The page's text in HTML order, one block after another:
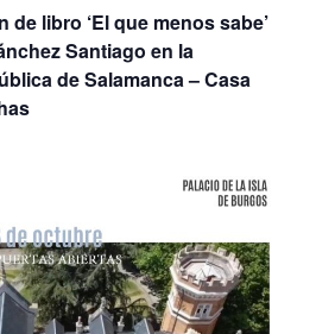
de libro ‘El que menos sabe’
Santiago en la
de Salamanca – Casa